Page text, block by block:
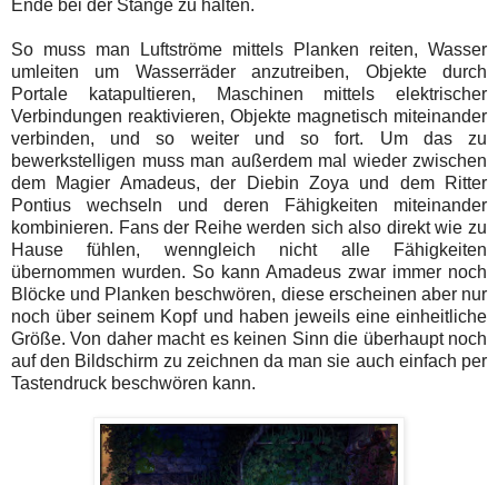
Ende bei der Stange zu halten.
So muss man Luftströme mittels Planken reiten, Wasser
umleiten um Wasserräder anzutreiben, Objekte durch
Portale katapultieren, Maschinen mittels elektrischer
Verbindungen reaktivieren, Objekte magnetisch miteinander
verbinden, und so weiter und so fort. Um das zu
bewerkstelligen muss man außerdem mal wieder zwischen
dem Magier Amadeus, der Diebin Zoya und dem Ritter
Pontius wechseln und deren Fähigkeiten miteinander
kombinieren. Fans der Reihe werden sich also direkt wie zu
Hause fühlen, wenngleich nicht alle Fähigkeiten
übernommen wurden. So kann Amadeus zwar immer noch
Blöcke und Planken beschwören, diese erscheinen aber nur
noch über seinem Kopf und haben jeweils eine einheitliche
Größe. Von daher macht es keinen Sinn die überhaupt noch
auf den Bildschirm zu zeichnen da man sie auch einfach per
Tastendruck beschwören kann.